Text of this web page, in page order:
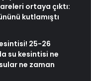
ortaya çıktı:
kutlamıştı
25-26
su kesintisi ne
ne zaman